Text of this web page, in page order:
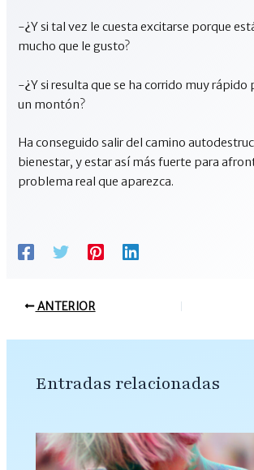
-¿Y si tal vez le cuesta excitarse porque
mucho que le gusto?
-¿Y si resulta que se ha corrido muy rápido
un montón?
Ha conseguido salir del camino
bienestar, y estar así más fuerte para
problema real que aparezca.
ANTERIOR
Entradas relacionadas